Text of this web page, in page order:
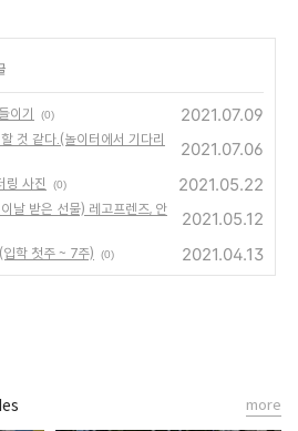
이기 (0) 2021.07.09
것 같다.(놀이터에서 기다리
2021.07.06
링 사진 (0) 2021.05.22
날 받은 선물) 레고프렌즈, 안
2021.05.12
학 첫주 ~ 7주) (0) 2021.04.13
more